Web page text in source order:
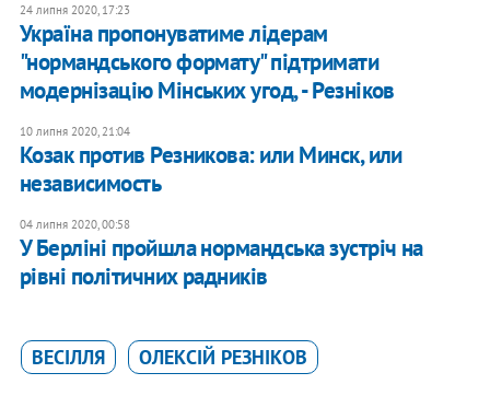
24 липня 2020, 17:23
​Україна пропонуватиме лідерам
"нормандського формату" підтримати
модернізацію Мінських угод, - Резніков
10 липня 2020, 21:04
Козак против Резникова: или Минск, или
независимость
04 липня 2020, 00:58
​У Берліні пройшла нормандська зустріч на
рівні політичних радників
ВЕСІЛЛЯ ОЛЕКСІЙ РЕЗНІКОВ